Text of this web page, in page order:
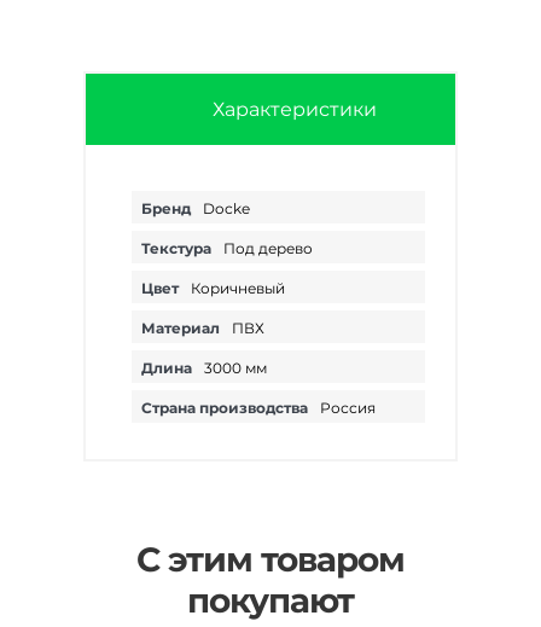
Характеристики
Бренд Docke
Текстура Под дерево
Цвет Коричневый
Материал ПВХ
Длина 3000 мм
Страна производства Россия
С этим товаром
покупают